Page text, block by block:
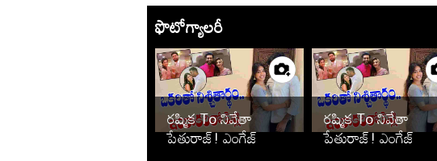
ఫొటోగ్యాలరీ
రష్మిక To నివేతా
పేతురాజ్! ఎంగేజ్
రష్మిక To నివేతా
పేతురాజ్! ఎంగేజ్